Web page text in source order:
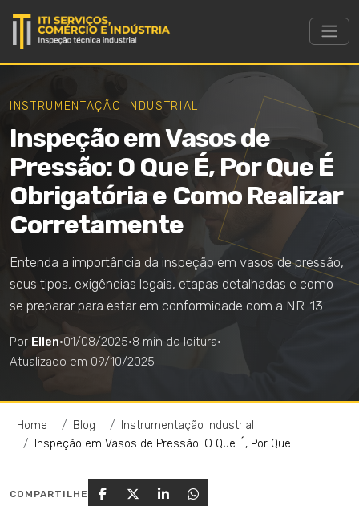
INSTRUMENTAÇÃO INDUSTRIAL
Inspeção em Vasos de
Pressão: O Que É, Por Que É
Obrigatória e Como Realizar
Corretamente
Entenda a importância da inspeção em vasos de pressão,
seus tipos, exigências legais, etapas detalhadas e como
se preparar para estar em conformidade com a NR-13.
Por Ellen·01/08/2025·8 min de leitura·
Atualizado em 09/10/2025
Home Blog
Instrumentação Industrial
Inspeção em Vasos de Pressão: O Que É, Por Que É Obrigatória e Como Realizar Corretamente
COMPARTILHE